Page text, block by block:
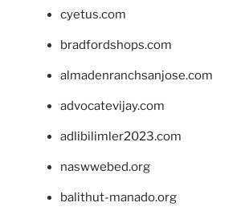
cyetus.com
bradfordshops.com
almadenranchsanjose.com
advocatevijay.com
adlibilimler2023.com
naswwebed.org
balithut-manado.org